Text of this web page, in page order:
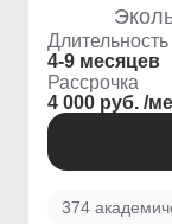
Длительность
4-9 месяцев
Рассрочка
4 000 руб. /
374